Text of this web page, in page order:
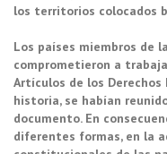
los territorios colocados
Los países miembros de
comprometieron a
Artículos de los Derechos
historia, se habían
documento. En
diferentes formas, en la